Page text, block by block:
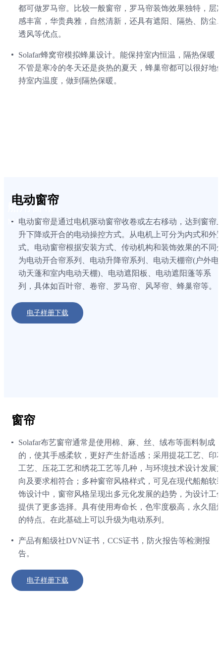
船用窗帘
MARINE CURTAINS
都可做罗马帘。比较一般窗帘，罗马帘装饰效果独特，层
感丰富，华贵典雅，自然清新，还具有遮阳、隔热、防尘
透风等优点。
Solafar蜂窝帘模拟蜂巢设计。能保持室内恒温，隔热保暖
不管是寒冷的冬天还是炎热的夏天，蜂巢帘都可以很好地
持室内温度，做到隔热保暖。
电动窗帘
电动窗帘是通过电机驱动窗帘收卷或左右移动，达到窗帘
升下降或开合的电动操控方式。从电机上可分为内式和外
式。电动窗帘根据安装方式、传动机构和装饰效果的不同
为电动开合帘系列、电动升降帘系列、电动天棚帘(户外电
动天蓬和室内电动天棚)、电动遮阳板、电动遮阳蓬等系
列，具体如百叶帘、卷帘、罗马帘、风琴帘、蜂巢帘等。
电子样册下载
窗帘
Solafar布艺窗帘通常是使用棉、麻、丝、绒布等面料制成
的，使其手感柔软，更好产生舒适感；采用提花工艺、印
工艺、压花工艺和绣花工艺等几种，与环境技术设计发展
向及要求相符合；多种窗帘风格样式，可见在现代船舶软
饰设计中，窗帘风格呈现出多元化发展的趋势，为设计工
提供了更多选择。具有使用寿命长，色牢度极高，永久阻
的特点。在此基础上可以升级为电动系列。
产品有船级社DVN证书，CCS证书，防火报告等检测报
告。
电子样册下载